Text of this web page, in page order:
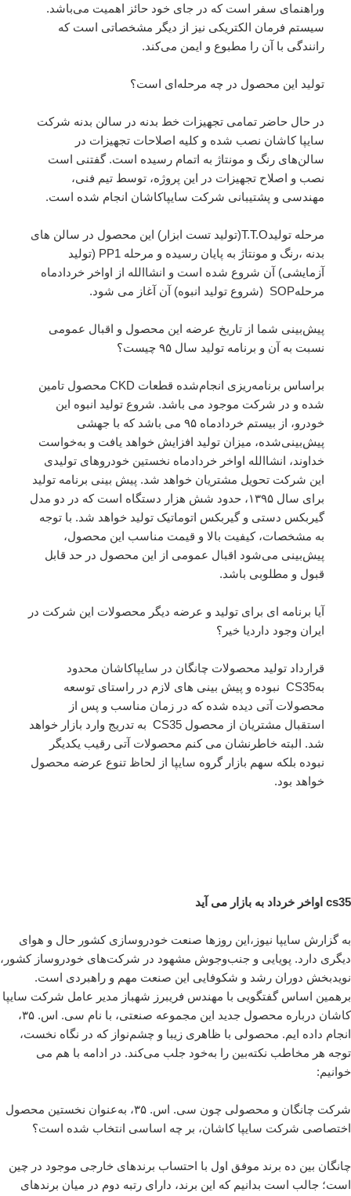
وراهنمای سفر است که در جای خود حائز اهمیت می‌باشد.
سیستم فرمان الکتریکی نیز از دیگر مشخصاتی است که
رانندگی با آن را مطبوع و ایمن می‌کند.
تولید این محصول در چه مرحله‌ای است؟
در حال حاضر تمامی تجهیزات خط بدنه در سالن بدنه شرکت
سایپا کاشان نصب شده و کلیه اصلاحات تجهیزات در
سالن‌های رنگ و مونتاژ به اتمام رسیده است. گفتنی است
نصب و اصلاح تجهیزات در این پروژه، توسط تیم فنی،
مهندسی و پشتیبانی شرکت سایپاکاشان انجام شده است.
مرحله تولیدT.T.O(تولید تست ابزار) این محصول در سالن های
بدنه ،رنگ و مونتاژ به پایان رسیده و مرحله PP1 (تولید
آزمایشی) آن شروع شده است و انشاالله از اواخر خردادماه
مرحلهSOP (شروع تولید انبوه) آن آغاز می شود.
پیش‌بینی شما از تاریخ عرضه این محصول و اقبال عمومی
نسبت به آن و برنامه تولید سال ۹۵ چیست؟
براساس برنامه‌ریزی انجام‌شده قطعات CKD محصول تامین
شده و در شرکت موجود می باشد. شروع تولید انبوه این
خودرو، از بیستم خردادماه ۹۵ می باشد که با جهشی
پیش‌بینی‌شده، میزان تولید افزایش خواهد یافت و به‌خواست
خداوند، انشاالله اواخر خردادماه نخستین خودروهای تولیدی
این شرکت تحویل مشتریان خواهد شد. پیش بینی برنامه تولید
برای سال ۱۳۹۵، حدود شش هزار دستگاه است که در دو مدل
گیربکس دستی و گیربکس اتوماتیک تولید خواهد شد. با توجه
به مشخصات، کیفیت بالا و قیمت مناسب این محصول،
پیش‌بینی می‌شود اقبال عمومی از این محصول در حد قابل
قبول و مطلوبی باشد.
آیا برنامه ای برای تولید و عرضه دیگر محصولات این شرکت در
ایران وجود داردیا خیر؟
قرارداد تولید محصولات چانگان در سایپاکاشان محدود
بهCS35 نبوده و پیش بینی های لازم در راستای توسعه
محصولات آتی دیده شده که در زمان مناسب و پس از
استقبال مشتریان از محصول CS35 به تدریج وارد بازار خواهد
شد. البته خاطرنشان می کنم محصولات آتی رقیب یکدیگر
نبوده بلکه سهم بازار گروه سایپا از لحاظ تنوع عرضه محصول
خواهد بود.
cs35 اواخر خرداد به بازار می آید
به گزارش سایپا نیوز،این روزها صنعت خودروسازی کشور حال ‌و هوای
دیگری دارد. پویایی و جنب‌وجوش مشهود در شرکت‌های خودروساز کشور،
نویدبخش دوران رشد و شکوفایی این صنعت مهم و راهبردی است.
برهمین اساس گفتگویی با مهندس فریبرز شهباز مدیر عامل شرکت سایپا
کاشان درباره محصول جدید این مجموعه صنعتی، با نام سی. اس. ۳۵،
انجام داده ایم. محصولی با ظاهری زیبا و چشم‌نواز که در نگاه نخست،
توجه هر مخاطب نکته‌بین را به‌خود جلب می‌کند. در ادامه با هم می
خوانیم:
شرکت چانگان و محصولی چون سی. اس. ۳۵، به‌عنوان نخستین محصول
اختصاصی شرکت سایپا کاشان، بر چه اساسی انتخاب شده است؟
چانگان بین ده برند موفق اول با احتساب برندهای خارجی موجود در چین
است؛ جالب است بدانیم که این برند، دارای رتبه دوم در میان برندهای